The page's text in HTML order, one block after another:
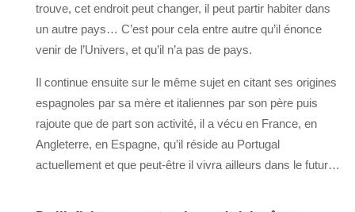
trouve, cet endroit peut changer, il peut partir habiter dans
un autre pays… C’est pour cela entre autre qu’il énonce
venir de l’Univers, et qu’il n’a pas de pays.
Il continue ensuite sur le même sujet en citant ses origines
espagnoles par sa mère et italiennes par son père puis
rajoute que de part son activité, il a vécu en France, en
Angleterre, en Espagne, qu’il réside au Portugal
actuellement et que peut-être il vivra ailleurs dans le futur…